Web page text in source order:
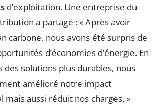
d’exploitation. Une entreprise du
a partagé : « Après avoir
carbone, nous avons été surpris de
d’économies d’énergie. En
des solutions plus durables, nous
amélioré notre impact
aussi réduit nos charges. »